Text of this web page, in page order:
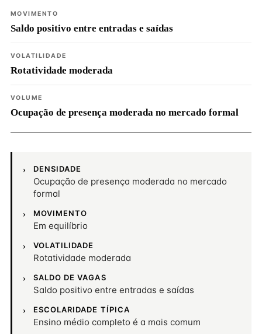
MOVIMENTO
Saldo positivo entre entradas e saídas
VOLATILIDADE
Rotatividade moderada
VOLUME
Ocupação de presença moderada no mercado formal
DENSIDADE
Ocupação de presença moderada no mercado
formal
MOVIMENTO
Em equilíbrio
VOLATILIDADE
Rotatividade moderada
SALDO DE VAGAS
Saldo positivo entre entradas e saídas
ESCOLARIDADE TÍPICA
Ensino médio completo é a mais comum